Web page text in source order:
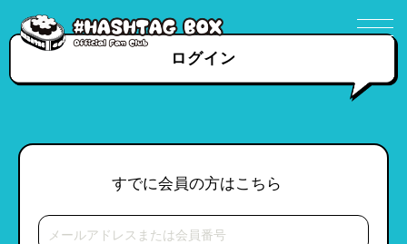
ログイン
すでに会員の方はこちら